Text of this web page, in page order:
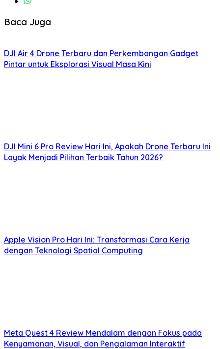
Baca Juga
DJI Air 4 Drone Terbaru dan Perkembangan Gadget
Pintar untuk Eksplorasi Visual Masa Kini
DJI Mini 6 Pro Review Hari Ini, Apakah Drone Terbaru Ini
Layak Menjadi Pilihan Terbaik Tahun 2026?
Apple Vision Pro Hari Ini: Transformasi Cara Kerja
dengan Teknologi Spatial Computing
Meta Quest 4 Review Mendalam dengan Fokus pada
Kenyamanan, Visual, dan Pengalaman Interaktif